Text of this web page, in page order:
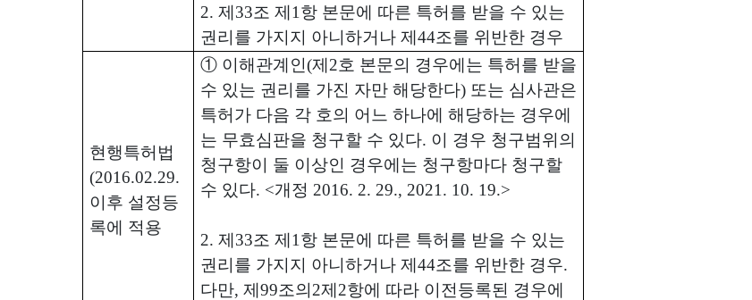
2. 제 33조 제 1 항 본문에 따른 특허를 받을 수 있는
권리를 가지지 아니하거나 제 44조를 위반한 경우
현행특허법
(2016.02.29.
이후 설정등
록에 적용
① 이해관계인(제 2호 본문의 경우에는 특허를 받을
수 있는 권리를 가진 자만 해당한다) 또는 심사관은
특허가 다음 각 호의 어느 하나에 해당하는 경우에
는 무효심판을 청구할 수 있다. 이 경우 청구범위의
청구항이 둘 이상인 경우에는 청구항마다 청구할
수 있다. <개정 2016. 2. 29., 2021. 10. 19.>
2. 제 33조 제 1 항 본문에 따른 특허를 받을 수 있는
권리를 가지지 아니하거나 제 44조를 위반한 경우.
다만, 제 99조의 2제 2항에 따라 이전등록된 경우에